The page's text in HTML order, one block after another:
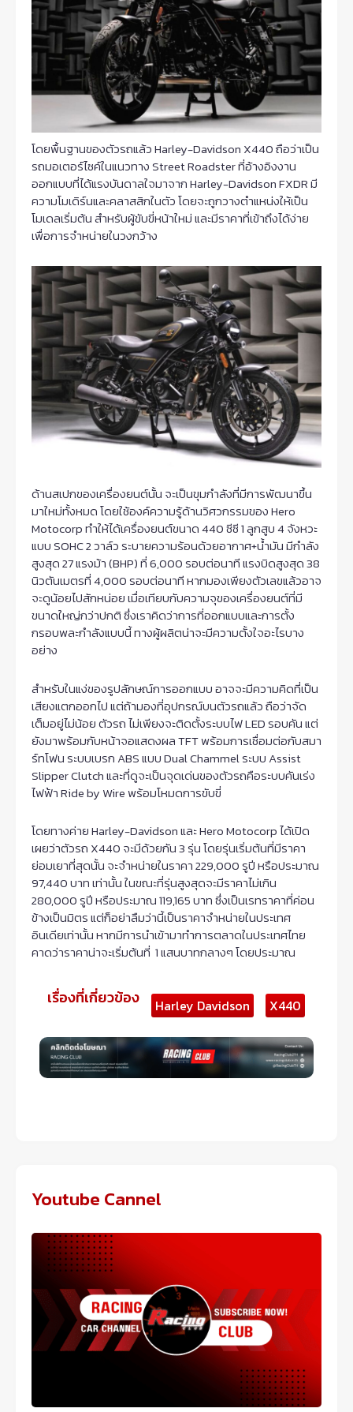
โดยพื้นฐานของตัวรถแล้ว Harley-Davidson X440 ถือว่าเป็น
รถมอเตอร์ไซค์ในแนวทาง Street Roadster ที่อ้างอิงงาน
ออกแบบที่ได้แรงบันดาลใจมาจาก Harley-Davidson FXDR มี
ความโมเดิร์นและคลาสสิกในตัว โดยจะถูกวางตำแหน่งให้เป็น
โมเดลเริ่มต้น สำหรับผู้ขับขี่หน้าใหม่ และมีราคาที่เข้าถึงได้ง่าย
เพื่อการจำหน่ายในวงกว้าง
ด้านสเปกของเครื่องยนต์นั้น จะเป็นขุมกำลังที่มีการพัฒนาขึ้น
มาใหม่ทั้งหมด โดยใช้องค์ความรู้ด้านวิศวกรรมของ Hero
Motocorp ทำให้ได้เครื่องยนต์ขนาด 440 ซีซี 1 ลูกสูบ 4 จังหวะ
แบบ SOHC 2 วาล์ว ระบายความร้อนด้วยอากาศ+น้ำมัน มีกำลัง
สูงสุด 27 แรงม้า (BHP) ที่ 6,000 รอบต่อนาที แรงบิดสูงสุด 38
นิวตันเมตรที่ 4,000 รอบต่อนาที หากมองเพียงตัวเลขแล้วอาจ
จะดูน้อยไปสักหน่อย เมื่อเทียบกับความจุของเครื่องยนต์ที่มี
ขนาดใหญ่กว่าปกติ ซึ่งเราคิดว่าการที่ออกแบบและการตั้ง
กรอบพละกำลังแบบนี้ ทางผู้ผลิตน่าจะมีความตั้งใจอะไรบาง
อย่าง
สำหรับในแง่ของรูปลักษณ์การออกแบบ อาจจะมีความคิดที่เป็น
เสียงแตกออกไป แต่ถ้ามองที่อุปกรณ์บนตัวรถแล้ว ถือว่าจัด
เต็มอยู่ไม่น้อย ตัวรถ ไม่เพียงจะติดตั้งระบบไฟ LED รอบคัน แต่
ยังมาพร้อมกับหน้าจอแสดงผล TFT พร้อมการเชื่อมต่อกับสมา
ร์ทโฟน ระบบเบรก ABS แบบ Dual Chammel ระบบ Assist
Slipper Clutch และที่ดูจะเป็นจุดเด่นของตัวรถคือระบบคันเร่ง
ไฟฟ้า Ride by Wire พร้อมโหมดการขับขี่
โดยทางค่าย Harley-Davidson และ Hero Motocorp ได้เปิด
เผยว่าตัวรถ X440 จะมีด้วยกัน 3 รุ่น โดยรุ่นเริ่มต้นที่มีราคา
ย่อมเยาที่สุดนั้น จะจำหน่ายในราคา 229,000 รูปี หรือประมาณ
97,440 บาท เท่านั้น ในขณะที่รุ่นสูงสุดจะมีราคาไม่เกิน
280,000 รูปี หรือประมาณ 119,165 บาท ซึ่งเป็นเรทราคาที่ค่อน
ข้างเป็นมิตร แต่ก็อย่าลืมว่านี้เป็นราคาจำหน่ายในประเทศ
อินเดียเท่านั้น หากมีการนำเข้ามาทำการตลาดในประเทศไทย
คาดว่าราคาน่าจะเริ่มต้นที่ 1 แสนบาทกลางๆ โดยประมาณ
เรื่องที่เกี่ยวข้อง Harley Davidson X440
Youtube Cannel